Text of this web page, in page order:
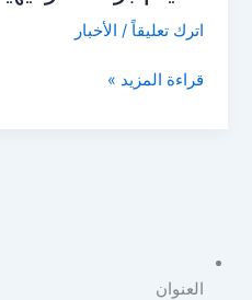
اترك تعليقاً / الأخبار
استطلاعية
قراءة المزيد »
العنوان